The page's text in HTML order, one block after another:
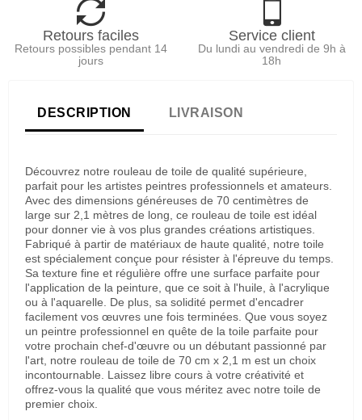
Retours faciles
Retours possibles pendant 14
jours
Service client
Du lundi au vendredi de 9h à
18h
DESCRIPTION LIVRAISON
Découvrez notre rouleau de toile de qualité supérieure,
parfait pour les artistes peintres professionnels et amateurs.
Avec des dimensions généreuses de 70 centimètres de
large sur 2,1 mètres de long, ce rouleau de toile est idéal
pour donner vie à vos plus grandes créations artistiques.
Fabriqué à partir de matériaux de haute qualité, notre toile
est spécialement conçue pour résister à l'épreuve du temps.
Sa texture fine et régulière offre une surface parfaite pour
l'application de la peinture, que ce soit à l'huile, à l'acrylique
ou à l'aquarelle. De plus, sa solidité permet d'encadrer
facilement vos œuvres une fois terminées. Que vous soyez
un peintre professionnel en quête de la toile parfaite pour
votre prochain chef-d'œuvre ou un débutant passionné par
l'art, notre rouleau de toile de 70 cm x 2,1 m est un choix
incontournable. Laissez libre cours à votre créativité et
offrez-vous la qualité que vous méritez avec notre toile de
premier choix.